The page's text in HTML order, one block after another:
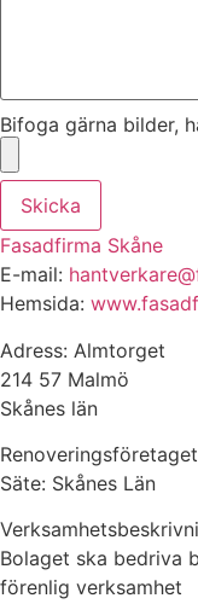
Bifoga gärna bilder,
Skicka
Fasadfirma Skåne
E-mail:
Hemsida:
Adress: Almtorget
214 57 Malmö
Skånes län
Säte: Skånes Län
Bolaget ska bedriva
förenlig verksamhet